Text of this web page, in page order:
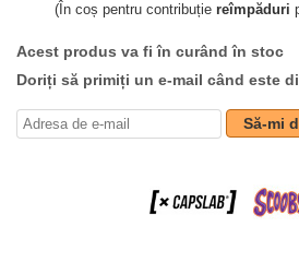
(În coș pentru contribuție reîmpăduri
Acest produs va fi în curând în stoc
Doriți să primiți un e-mail când este
Să-mi